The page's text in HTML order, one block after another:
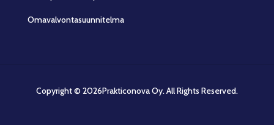
Omavalvontasuunnitelma
Copyright © 2026Prakticonova Oy. All Rights Reserved.